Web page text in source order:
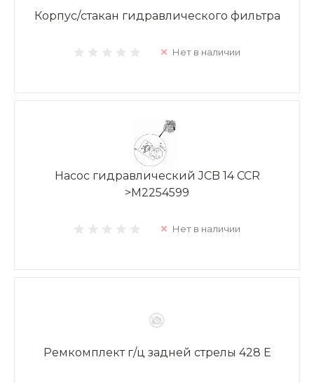
Корпус/стакан гидравлического фильтра
Нет в наличии
Насос гидравлический JCB 14 CCR
>M2254599
Нет в наличии
Ремкомплект г/ц задней стрелы 428 E